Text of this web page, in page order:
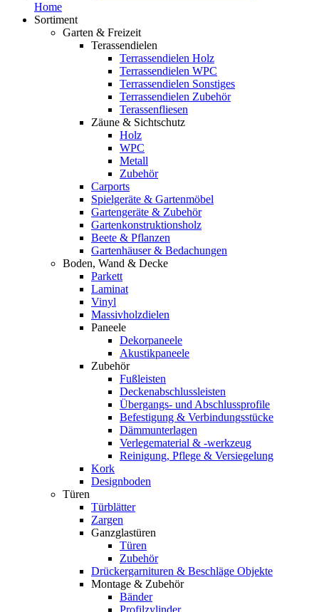
Home
Sortiment
Garten & Freizeit
Terassendielen
Terrassendielen Holz
Terrassendielen WPC
Terrassendielen Sonstiges
Terrassendielen Zubehör
Terassenfliesen
Zäune & Sichtschutz
Holz
WPC
Metall
Zubehör
Carports
Spielgeräte & Gartenmöbel
Gartengeräte & Zubehör
Gartenkonstruktionsholz
Beete & Pflanzen
Gartenhäuser & Bedachungen
Boden, Wand & Decke
Parkett
Laminat
Vinyl
Massivholzdielen
Paneele
Dekorpaneele
Akustikpaneele
Zubehör
Fußleisten
Deckenabschlussleisten
Übergangs- und Abschlussprofile
Befestigung & Verbindungsstücke
Dämmunterlagen
Verlegematerial & -werkzeug
Reinigung, Pflege & Versiegelung
Kork
Designboden
Türen
Türblätter
Zargen
Ganzglastüren
Türen
Zubehör
Drückergarnituren & Beschläge Objekte
Montage & Zubehör
Bänder